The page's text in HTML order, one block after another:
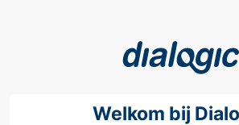
Welkom bij